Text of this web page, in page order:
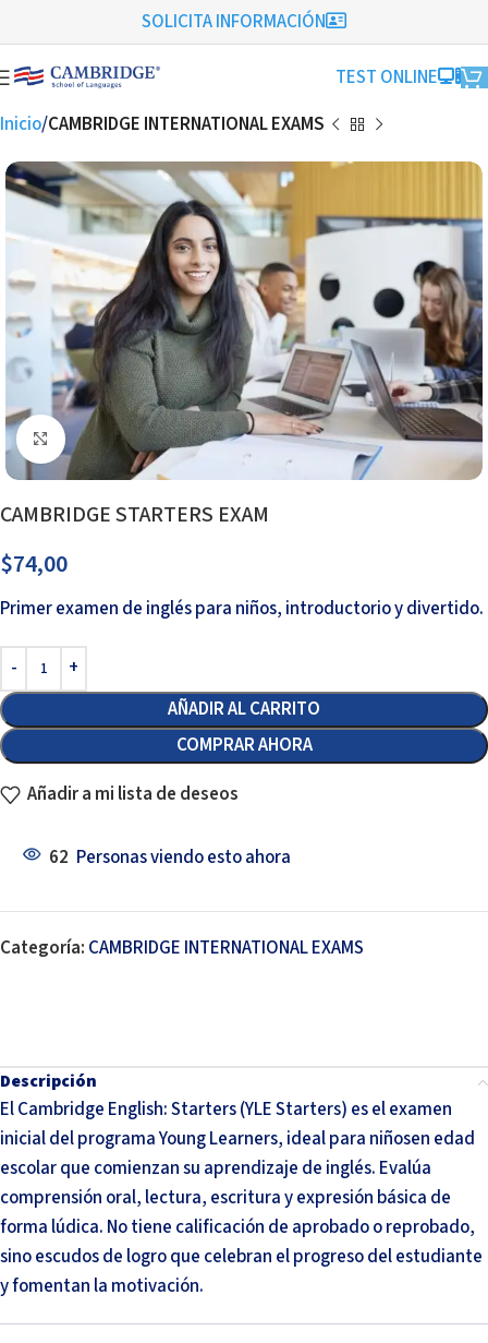
SOLICITA INFORMACIÓN
TEST ONLINE
Inicio CAMBRIDGE INTERNATIONAL EXAMS
Click to enlarge
CAMBRIDGE STARTERS EXAM
$74,00
Primer examen de inglés para niños, introductorio y divertido.
AÑADIR AL CARRITO
COMPRAR AHORA
Añadir a mi lista de deseos
62 Personas viendo esto ahora
Categoría: CAMBRIDGE INTERNATIONAL EXAMS
Descripción
El Cambridge English: Starters (YLE Starters) es el examen
inicial del programa Young Learners, ideal para niñosen edad
escolar que comienzan su aprendizaje de inglés. Evalúa
comprensión oral, lectura, escritura y expresión básica de
forma lúdica. No tiene calificación de aprobado o reprobado,
sino escudos de logro que celebran el progreso del estudiante
y fomentan la motivación.